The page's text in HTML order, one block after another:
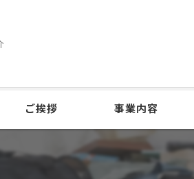
ご挨拶 事業内容
不用品回収